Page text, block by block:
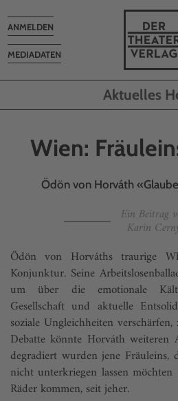
MEDIADATEN
Toggle
navigation
ANMELDEN
Aktuelles
Wien:
Ödön von Horváth
Ein Beitrag
Karin
Ödön von Horváths traurige
Konjunktur. Seine
um über die emotionale
Gesellschaft und aktuelle
soziale Ungleichheiten
Debatte könnte Horváth weiteren
degradiert wurden jene Fräuleins,
nicht unterkriegen lassen
Räder kommen, seit jeher.